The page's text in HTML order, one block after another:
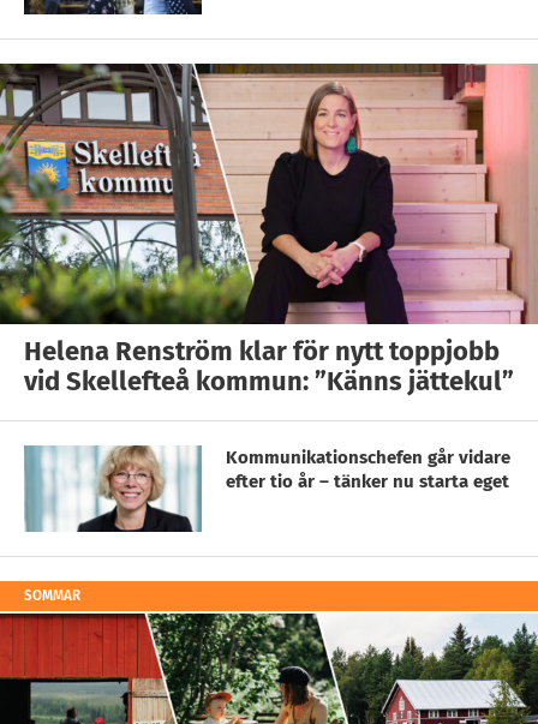
Helena Renström klar för nytt toppjobb
vid Skellefteå kommun: ”Känns jättekul”
Kommunikationschefen går vidare
efter tio år – tänker nu starta eget
SOMMAR